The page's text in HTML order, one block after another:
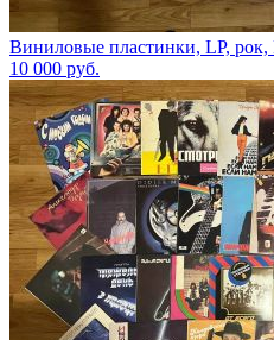
Виниловые пластинки, LP, рок,
10 000 руб.